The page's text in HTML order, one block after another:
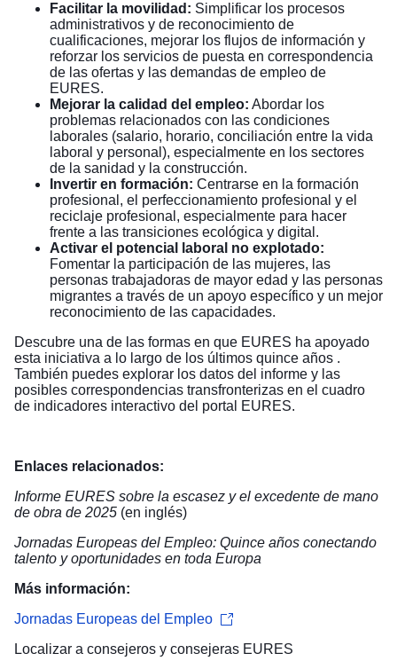
Facilitar la movilidad: Simplificar los procesos
administrativos y de reconocimiento de
cualificaciones, mejorar los flujos de información y
reforzar los servicios de puesta en correspondencia
de las ofertas y las demandas de empleo de
EURES.
Mejorar la calidad del empleo: Abordar los
problemas relacionados con las condiciones
laborales (salario, horario, conciliación entre la vida
laboral y personal), especialmente en los sectores
de la sanidad y la construcción.
Invertir en formación: Centrarse en la formación
profesional, el perfeccionamiento profesional y el
reciclaje profesional, especialmente para hacer
frente a las transiciones ecológica y digital.
Activar el potencial laboral no explotado:
Fomentar la participación de las mujeres, las
personas trabajadoras de mayor edad y las personas
migrantes a través de un apoyo específico y un mejor
reconocimiento de las capacidades.
Descubre una de las formas en que EURES ha apoyado
esta iniciativa a lo largo de los últimos quince años .
También puedes explorar los datos del informe y las
posibles correspondencias transfronterizas en el cuadro
de indicadores interactivo del portal EURES.
Enlaces relacionados:
Informe EURES sobre la escasez y el excedente de mano
de obra de 2025 (en inglés)
Jornadas Europeas del Empleo: Quince años conectando
talento y oportunidades en toda Europa
Más información:
Jornadas Europeas del Empleo
Localizar a consejeros y consejeras EURES